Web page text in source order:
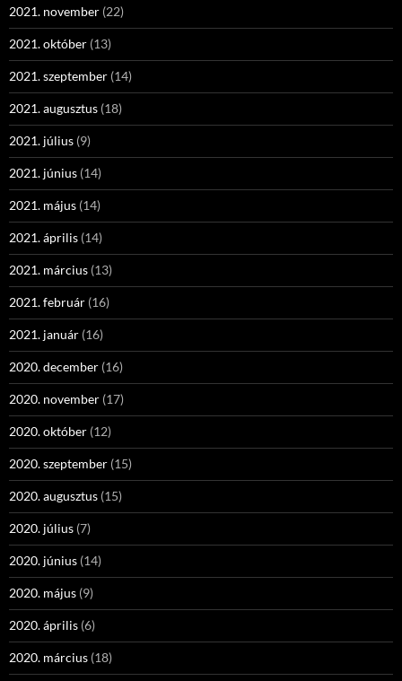
2021. november (22)
2021. október (13)
2021. szeptember (14)
2021. augusztus (18)
2021. július (9)
2021. június (14)
2021. május (14)
2021. április (14)
2021. március (13)
2021. február (16)
2021. január (16)
2020. december (16)
2020. november (17)
2020. október (12)
2020. szeptember (15)
2020. augusztus (15)
2020. július (7)
2020. június (14)
2020. május (9)
2020. április (6)
2020. március (18)